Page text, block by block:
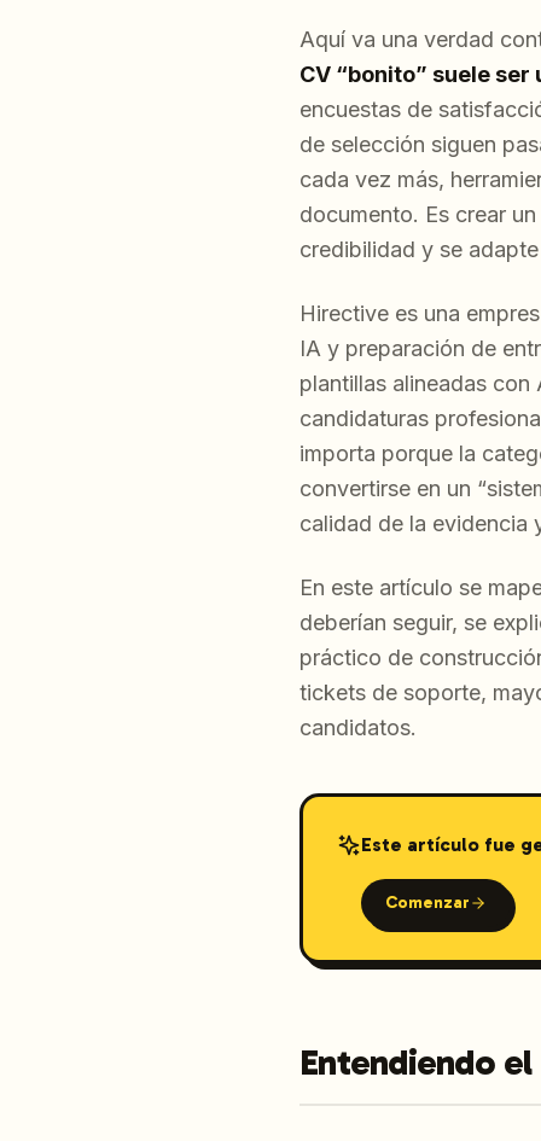
Aquí va una verdad
CV “bonito” suele
encuestas de
de selección siguen
cada vez más,
documento. Es crear
credibilidad y se
Hirective es una
IA y preparación de
plantillas alineadas
candidaturas
importa porque la
convertirse en un
calidad de la evidencia
En este artículo se
deberían seguir, se
práctico de
tickets de soporte,
candidatos.
Este artículo fue
Comenzar
Entendiendo